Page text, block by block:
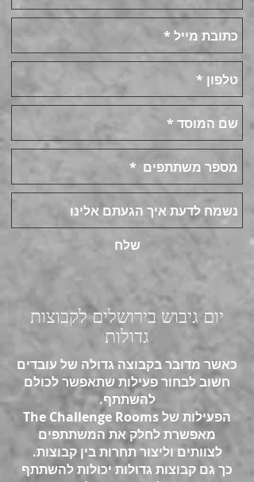
שלח
יום גיבוש בירושלים לקבוצות
גדולות
כאשר מדובר בקבוצה גדולה של עובדים
חשוב לבחור פעילות שתאפשר לכולם
להשתתף.
הפעילות של The Challenge Rooms
מאפשרת לחלק את המשתתפים
לצוותים וליצור תחרות בין קבוצות.
כך גם קבוצות גדולות יכולות להשתתף